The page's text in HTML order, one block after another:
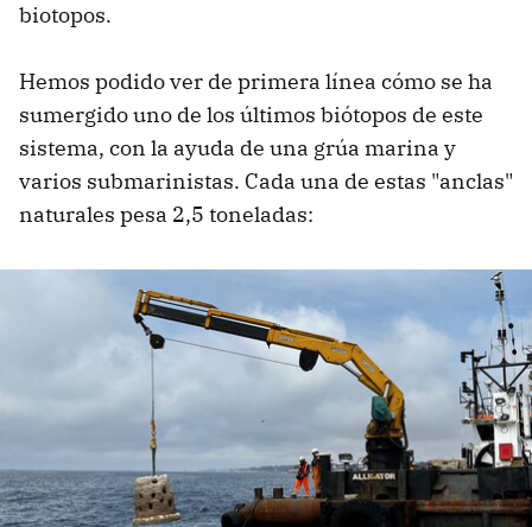
biotopos.
Hemos podido ver de primera línea cómo se ha
sumergido uno de los últimos biótopos de este
sistema, con la ayuda de una grúa marina y
varios submarinistas. Cada una de estas "anclas"
naturales pesa 2,5 toneladas: